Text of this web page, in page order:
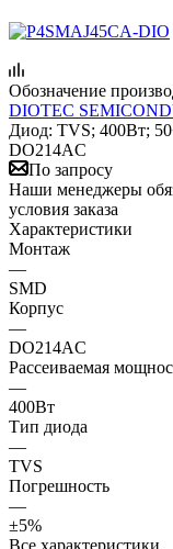
Обозначение
DIOTEC
Диод: TVS; 400Вт;
DO214AC
По запросу
Наши менеджеры
условия заказа
Характеристики
Монтаж
—
SMD
Корпус
—
DO214AC
Рассеиваемая
—
400Вт
Тип диода
—
TVS
Погрешность
—
±5%
Все характеристики